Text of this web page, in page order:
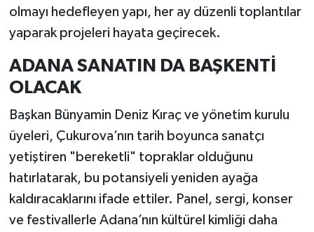
olmayı hedefleyen yapı, her ay düzenli toplantılar
yaparak projeleri hayata geçirecek.
ADANA SANATIN DA BAŞKENTİ
OLACAK
Başkan Bünyamin Deniz Kıraç ve yönetim kurulu
üyeleri, Çukurova’nın tarih boyunca sanatçı
yetiştiren "bereketli" topraklar olduğunu
hatırlatarak, bu potansiyeli yeniden ayağa
kaldıracaklarını ifade ettiler. Panel, sergi, konser
ve festivallerle Adana’nın kültürel kimliği daha